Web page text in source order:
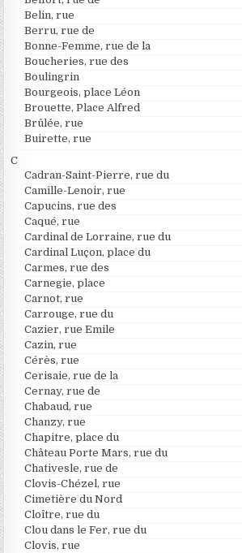
Belin, rue
Berru, rue de
Bonne-Femme, rue de la
Boucheries, rue des
Boulingrin
Bourgeois, place Léon
Brouette, Place Alfred
Brûlée, rue
Buirette, rue
C
Cadran-Saint-Pierre, rue du
Camille-Lenoir, rue
Capucins, rue des
Caqué, rue
Cardinal de Lorraine, rue du
Cardinal Luçon, place du
Carmes, rue des
Carnegie, place
Carnot, rue
Carrouge, rue du
Cazier, rue Emile
Cazin, rue
Cérès, rue
Cerisaie, rue de la
Cernay, rue de
Chabaud, rue
Chanzy, rue
Chapitre, place du
Château Porte Mars, rue du
Chativesle, rue de
Clovis-Chézel, rue
Cimetière du Nord
Cloître, rue du
Clou dans le Fer, rue du
Clovis, rue